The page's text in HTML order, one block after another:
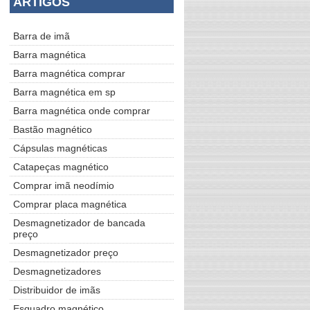
Barra de imã
Barra magnética
Barra magnética comprar
Barra magnética em sp
Barra magnética onde comprar
Bastão magnético
Cápsulas magnéticas
Catapeças magnético
Comprar imã neodímio
Comprar placa magnética
Desmagnetizador de bancada
preço
Desmagnetizador preço
Desmagnetizadores
Distribuidor de imãs